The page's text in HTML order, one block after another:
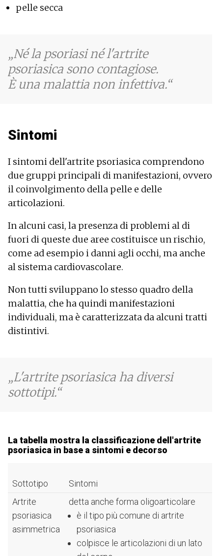
pelle secca
Né la psoriasi né l'artrite
psoriasica sono contagiose.
È una malattia non infettiva.
Sintomi
I sintomi dell'artrite psoriasica comprendono
due gruppi principali di manifestazioni, ovvero
il coinvolgimento della pelle e delle
articolazioni.
In alcuni casi, la presenza di problemi al di
fuori di queste due aree costituisce un rischio,
come ad esempio i danni agli occhi, ma anche
al sistema cardiovascolare.
Non tutti sviluppano lo stesso quadro della
malattia, che ha quindi manifestazioni
individuali, ma è caratterizzata da alcuni tratti
distintivi.
L'artrite psoriasica ha diversi
sottotipi.
La tabella mostra la classificazione dell'artrite
psoriasica in base a sintomi e decorso
Sottotipo
Sintomi
Artrite
psoriasica
asimmetrica
detta anche forma oligoarticolare
è il tipo più comune di artrite
psoriasica
colpisce le articolazioni di un lato